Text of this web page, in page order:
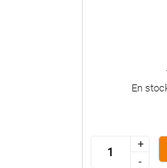
En
+
-
+
-